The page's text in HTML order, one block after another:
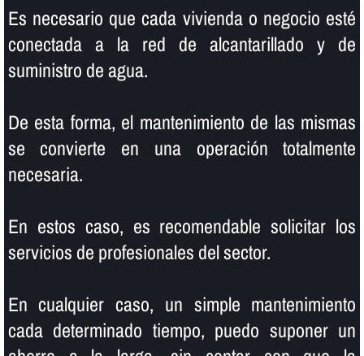
Es necesario que cada vivienda o negocio esté
conectada a la red de alcantarillado y de
suministro de agua.
De esta forma, el mantenimiento de las mismas
se convierte en una operación totalmente
necesaria.
En estos caso, es recomendable solicitar los
servicios de profesionales del sector.
En cualquier caso, un simple mantenimiento
cada determinado tiempo, puedo suponer un